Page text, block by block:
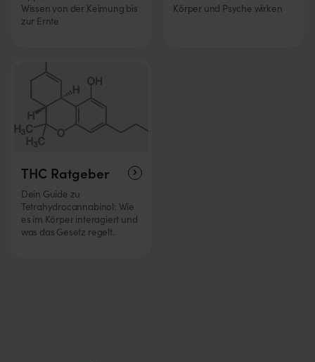
Wissen von der Keimung bis
zur Ernte
Körper und Psyche wirken
THC Ratgeber
Dein Guide zu
Tetrahydrocannabinol: Wie
es im Körper interagiert und
was das Gesetz regelt.